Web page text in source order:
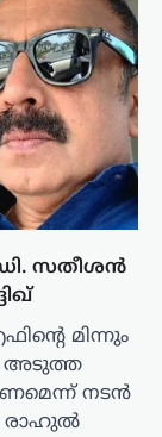
സതീശൻ
മിന്നും
അടുത്ത
നടൻ
രാഹുൽ